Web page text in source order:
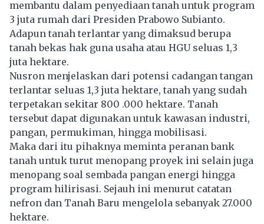
membantu dalam penyediaan tanah untuk program
3 juta rumah dari Presiden Prabowo Subianto.
Adapun tanah terlantar yang dimaksud berupa
tanah bekas hak guna usaha atau HGU seluas 1,3
juta hektare.
Nusron menjelaskan dari potensi cadangan tangan
terlantar seluas 1,3 juta hektare, tanah yang sudah
terpetakan sekitar 800 .000 hektare. Tanah
tersebut dapat digunakan untuk kawasan industri,
pangan, permukiman, hingga mobilisasi.
Maka dari itu pihaknya meminta peranan bank
tanah untuk turut menopang proyek ini selain juga
menopang soal sembada pangan energi hingga
program hilirisasi. Sejauh ini menurut catatan
nefron dan Tanah Baru mengelola sebanyak 27.000
hektare.